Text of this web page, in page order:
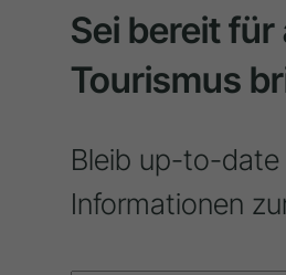
Sei bereit
Tourismus
Bleib up-to-date
Informationen